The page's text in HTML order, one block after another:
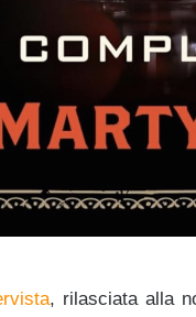
, rilasciata alla